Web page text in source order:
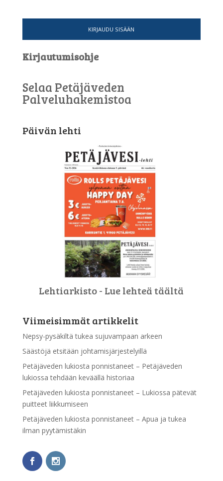
KIRJAUDU SISÄÄN
Kirjautumisohje
Selaa Petäjäveden
Palveluhakemistoa
Päivän lehti
Lehtiarkisto - Lue lehteä täältä
Viimeisimmät artikkelit
Nepsy-pysäkiltä tukea sujuvampaan arkeen
Säästöjä etsitään johtamisjärjestelyillä
Petäjäveden lukiosta ponnistaneet – Petäjäveden
lukiossa tehdään keväällä historiaa
Petäjäveden lukiosta ponnistaneet – Lukiossa pätevät
puitteet liikkumiseen
Petäjäveden lukiosta ponnistaneet – Apua ja tukea
ilman pyytämistäkin